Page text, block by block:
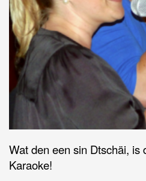
Wat den een sin Dtschäi, is
Karaoke!